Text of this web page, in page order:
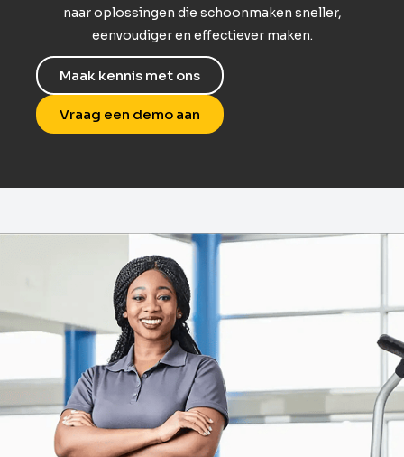
naar oplossingen die schoonmaken sneller,
eenvoudiger en effectiever maken.
Maak kennis met ons
Vraag een demo aan